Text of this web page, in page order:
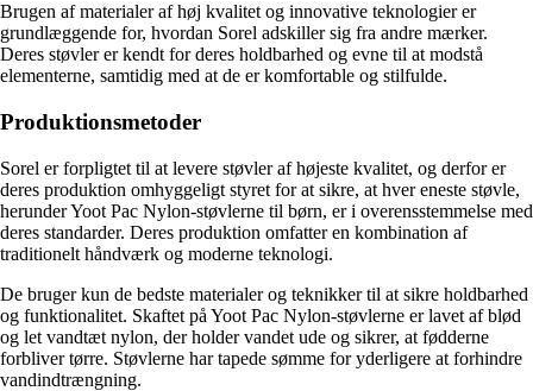
Brugen af materialer af høj kvalitet og innovative teknologier er
grundlæggende for, hvordan Sorel adskiller sig fra andre mærker.
Deres støvler er kendt for deres holdbarhed og evne til at modstå
elementerne, samtidig med at de er komfortable og stilfulde.
Produktionsmetoder
Sorel er forpligtet til at levere støvler af højeste kvalitet, og derfor er
deres produktion omhyggeligt styret for at sikre, at hver eneste støvle,
herunder Yoot Pac Nylon-støvlerne til børn, er i overensstemmelse med
deres standarder. Deres produktion omfatter en kombination af
traditionelt håndværk og moderne teknologi.
De bruger kun de bedste materialer og teknikker til at sikre holdbarhed
og funktionalitet. Skaftet på Yoot Pac Nylon-støvlerne er lavet af blød
og let vandtæt nylon, der holder vandet ude og sikrer, at fødderne
forbliver tørre. Støvlerne har tapede sømme for yderligere at forhindre
vandindtrængning.